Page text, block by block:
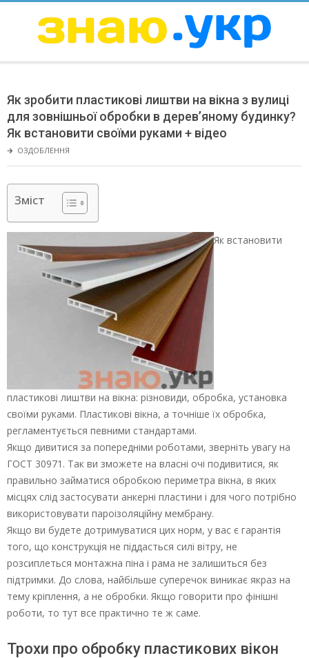
ЗНАЮ
Menu
Як зробити пластикові лиштви на вікна з вулиці
для зовнішньої обробки в дерев’яному будинку?
Як встановити своїми руками + відео
🡲 ОЗДОБЛЕННЯ
Зміст
Як встановити
пластикові лиштви на вікна: різновиди, обробка, установка
своїми руками. Пластикові вікна, а точніше їх обробка,
регламентується певними стандартами.
Якщо дивитися за попередніми роботами, зверніть увагу на
ГОСТ 30971. Так ви зможете на власні очі подивитися, як
правильно займатися обробкою периметра вікна, в яких
місцях слід застосувати анкерні пластини і для чого потрібно
використовувати пароізоляційну мембрану.
Якщо ви будете дотримуватися цих норм, у вас є гарантія
того, що конструкція не піддасться силі вітру, не
розсиплеться монтажна піна і рама не залишиться без
підтримки. До слова, найбільше суперечок виникає якраз на
тему кріплення, а не обробки. Якщо говорити про фінішні
роботи, то тут все практично те ж саме.
Трохи про обробку пластикових вікон